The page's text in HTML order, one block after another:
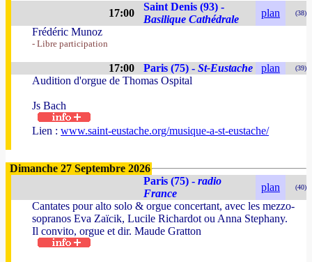
17:00
Saint Denis (93) -
Basilique Cathédrale
plan (38)
Frédéric Munoz
- Libre participation
17:00 Paris (75) - St-Eustache plan (39)
Audition d'orgue de Thomas Ospital
Js Bach
Lien : www.saint-eustache.org/musique-a-st-eustache/
Dimanche 27 Septembre 2026
Paris (75) - radio
France
plan (40)
Cantates pour alto solo & orgue concertant, avec les mezzo-
sopranos Eva Zaïcik, Lucile Richardot ou Anna Stephany.
Il convito, orgue et dir. Maude Gratton